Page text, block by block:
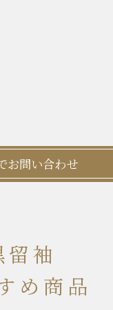
お問い合わせ
留袖
め商品